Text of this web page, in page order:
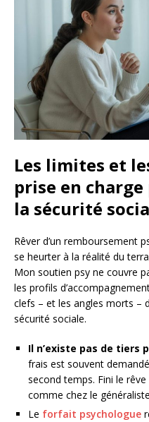
Les limites et
prise en
la sécurité
Rêver d’un remboursement
se heurter à la réalité du
Mon soutien psy ne couvre
les profils
clefs – et les angles morts –
sécurité sociale.
Il n’existe pas de tiers
frais est souvent
second temps. Fini le
comme chez le
Le forfait psychologue